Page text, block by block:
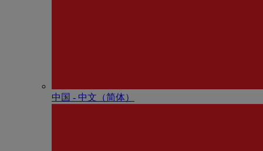
中国 - 中⽂（简体）